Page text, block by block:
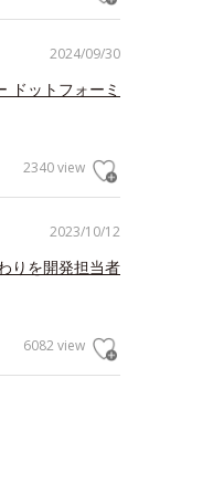
2024/09/30
ドットフォーミ
2340 view
2023/10/12
りを開発担当者
6082 view